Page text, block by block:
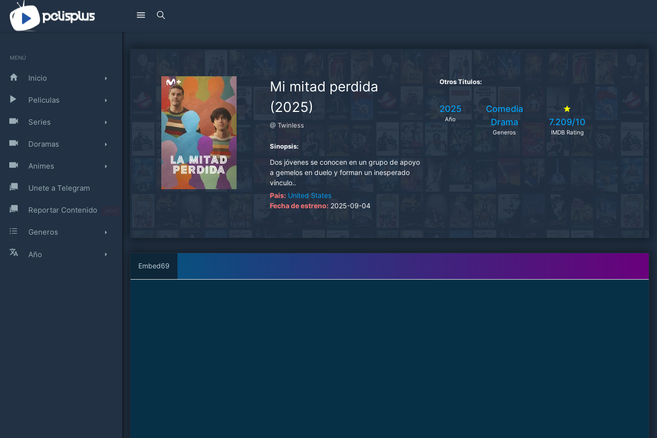
MENÚ
Inicio
Peliculas
Series
Doramas
Animes
Unete a Telegram
Reportar Contenido
Generos
Año
Mi mitad perdida
(2025)
@ Twinless
Sinopsis:
Dos jóvenes se conocen en un grupo de apoyo
a gemelos en duelo y forman un inesperado
vínculo..
Pais: United States
Fecha de estreno: 2025-09-04
Otros Titulos:
2025
Año
Comedia
Drama
Generos
7.209/10
IMDB Rating
Embed69